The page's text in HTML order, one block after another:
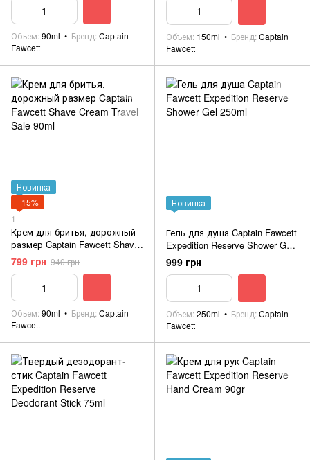
Объем 90ml Бренд Captain
Fawcett
Объем 150ml Бренд Captain
Fawcett
Новинка
−15%
1
Крем для бритья, дорожный
размер Captain Fawcett Shave
Cream Travel Sale 90ml
799 грн 940 грн
Объем 90ml Бренд Captain
Fawcett
Новинка
Гель для душа Captain Fawcett
Expedition Reserve Shower Gel
250ml
999 грн
Объем 250ml Бренд Captain
Fawcett